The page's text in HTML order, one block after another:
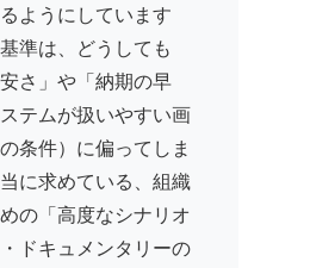
ようにしています
準は、どうしても
さ」や「納期の早
テムが扱いやすい画
条件）に偏ってしま
に求めている、組織
の「高度なシナリオ
ドキュメンタリーの